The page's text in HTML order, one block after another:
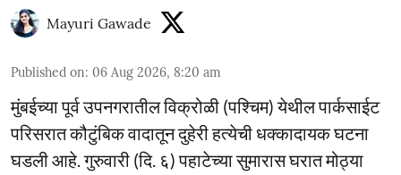
Mayuri Gawade
Published on: 06 Aug 2026, 8:20 am
मुंबईच्या पूर्व उपनगरातील विक्रोळी (पश्चिम) येथील पार्कसाईट
परिसरात कौटुंबिक वादातून दुहेरी हत्येची धक्कादायक घटना
घडली आहे. गुरुवारी (दि. ६) पहाटेच्या सुमारास घरात मोठ्या